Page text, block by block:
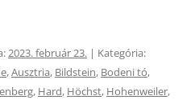
2023. február 23. | Kategória:
,Ausztria, Bildstein, Bodeni tó,
, Hard, Höchst, Hohenweiler,